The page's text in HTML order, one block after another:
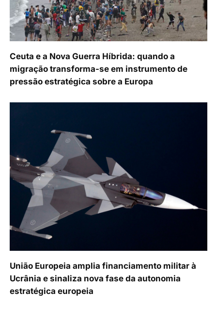
Ceuta e a Nova Guerra Híbrida: quando a
migração transforma-se em instrumento de
pressão estratégica sobre a Europa
União Europeia amplia financiamento militar à
Ucrânia e sinaliza nova fase da autonomia
estratégica europeia